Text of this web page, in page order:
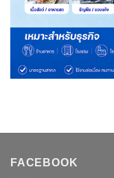
FACEBOOK